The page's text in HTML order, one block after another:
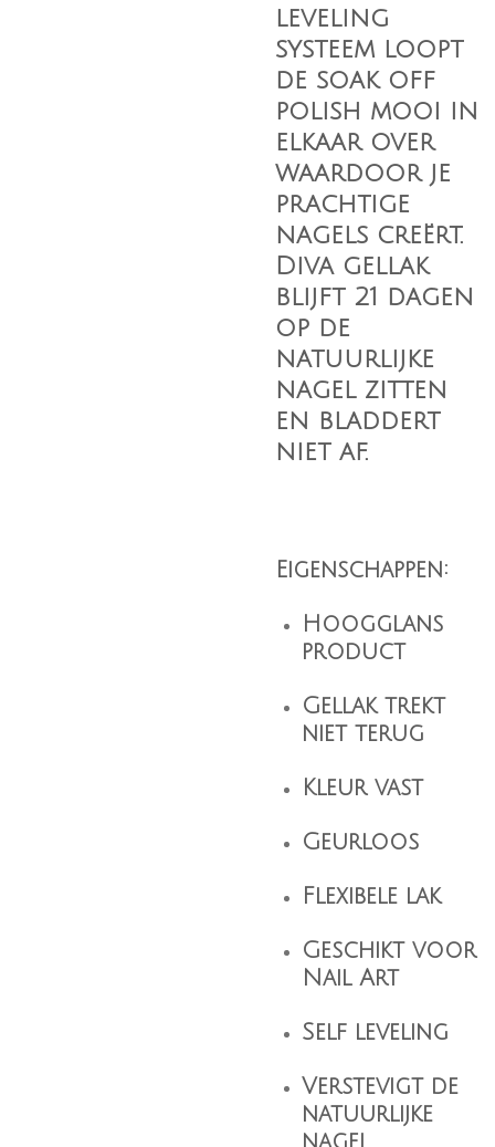
leveling
systeem loopt
de soak off
polish mooi in
elkaar over
waardoor je
prachtige
nagels creërt.
Diva gellak
blijft 21 dagen
op de
natuurlijke
nagel zitten
en bladdert
niet af.
Eigenschappen:
Hoogglans
product
Gellak trekt
niet terug
Kleur vast
Geurloos
Flexibele lak
Geschikt voor
Nail Art
Self leveling
Verstevigt de
natuurlijke